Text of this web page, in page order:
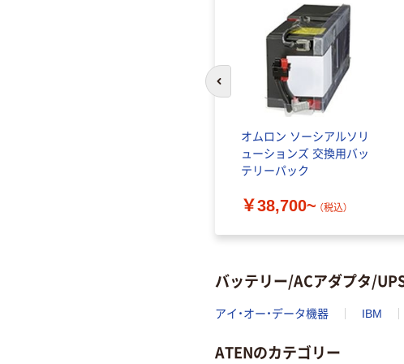
オムロン ソーシアルソリ
ューションズ 交換用バッ
テリーパック
￥38,700~ （税込）
前のスライドへ
バッテリー/ACアダプタ/
アイ・オー・データ機器 IBM
ATENのカテゴリー